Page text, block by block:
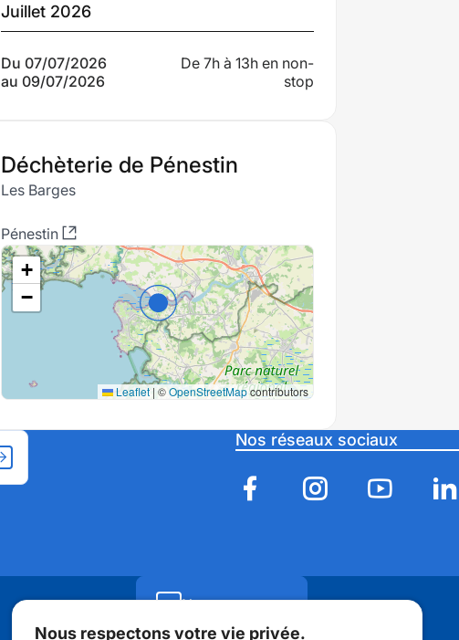
Nous respectons votre vie privée.
Dates
importantes
venir
Juillet 2026
Du 07/07/2026
au 09/07/2026
De 7h à 13h en non-
stop
Déchèterie de Pénestin
Les Barges
Pénestin
+
−
Leaflet | ©OpenStreetMapcontributors
Nos réseaux sociaux
Nous contacter